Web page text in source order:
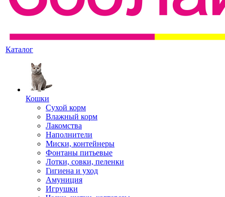
Каталог
Кошки
Сухой корм
Влажный корм
Лакомства
Наполнители
Миски, контейнеры
Фонтаны питьевые
Лотки, совки, пеленки
Гигиена и уход
Амуниция
Игрушки